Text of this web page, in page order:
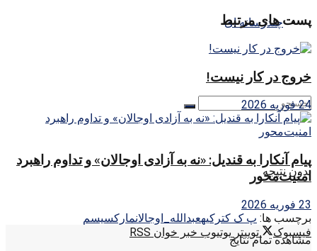
چندرسانه ای
بدون نتیجه
مشاهده تمام نتایج
پست های مرتبط
خروج در کار نیست!
24 فوریه 2026
پیام آنکارا به قندیل: «نه به آزادی اوجالان» و تداوم راهبرد
امنیت‌محور
23 فوریه 2026
برچسب ها: پ ک کترکیهعبدالله_اوجالانمارکسیسم
فیسبوک
توییتر یوتیوب خبر خوان RSS